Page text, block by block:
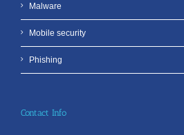
Malware
Mobile security
Phishing
Contact Info